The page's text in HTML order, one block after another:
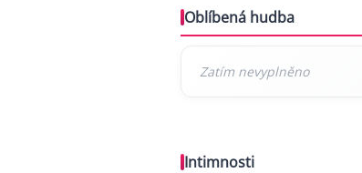
Oblíbená hudba
Intimnosti